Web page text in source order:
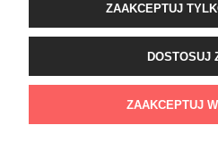
Wyposażenie łazienek Łazienki.eco |
sklep@lazienki.eco | Tel.: 600 012 164
Stoń | NIP: 6312213594 |
ZAAKCEPTUJ
DOSTOSUJ
ZAAKCEPTUJ